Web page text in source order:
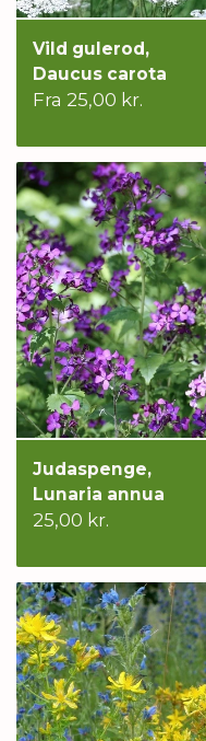
Vild gulerod,
Daucus carota
Fra 25,00 kr.
Judaspenge,
Lunaria annua
25,00 kr.